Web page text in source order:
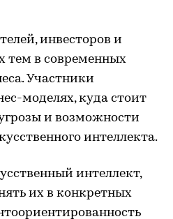
инвесторов и
тем в современных
Участники
моделях, куда стоит
и возможности
интеллекта.
интеллект,
их в конкретных